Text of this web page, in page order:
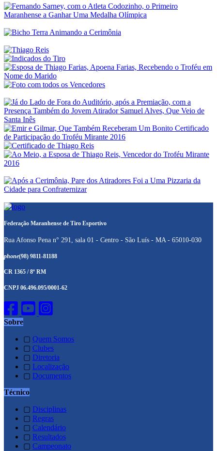
Federação Maranhense de Tiro Esportivo
Rua Afonso Pena n° 291, sala 01 - Centro - São Luís - MA - 65010-030
phone(98) 9811-81188
CR 1365 / 8ª RM
CNPJ 06.496.095/0001-62
Sobre
▢ Quem Somos
▢ Clubes
▢ Diretoria
▢ Localização
▢ Documentos
Técnico
▢ Disciplinas
▢ Regras
▢ Calendário
▢ Resultados
▢ Campeonato